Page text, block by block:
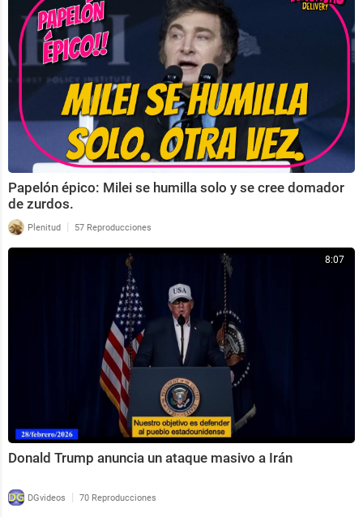
Papelón épico: Milei se humilla solo y se cree domador
de zurdos.
Plenitud | 57 Reproducciones
8:07
Donald Trump anuncia un ataque masivo a Irán
DGvideos | 70 Reproducciones